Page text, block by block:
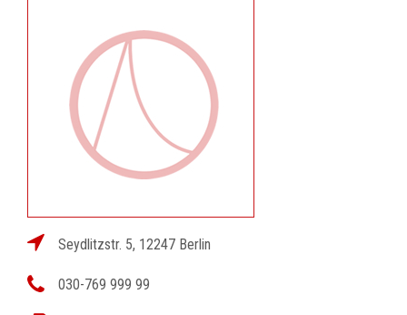
Seydlitzstr. 5, 12247 Berlin
030-769 999 99